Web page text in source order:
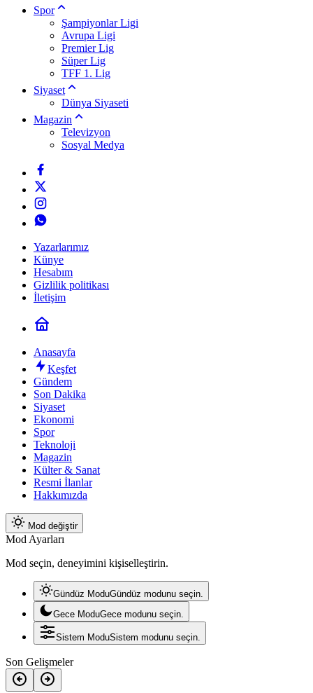
Spor
Şampiyonlar Ligi
Avrupa Ligi
Premier Lig
Süper Lig
TFF 1. Lig
Siyaset
Dünya Siyaseti
Magazin
Televizyon
Sosyal Medya
Yazarlarımız
Künye
Hesabım
Gizlilik politikası
İletişim
Anasayfa
Keşfet
Gündem
Son Dakika
Siyaset
Ekonomi
Spor
Teknoloji
Magazin
Külter & Sanat
Resmi İlanlar
Hakkımızda
Mod değiştir
Mod Ayarları
Mod seçin, deneyimini kişiselleştirin.
Gündüz ModuGündüz modunu seçin.
Gece ModuGece modunu seçin.
Sistem ModuSistem modunu seçin.
Son Gelişmeler